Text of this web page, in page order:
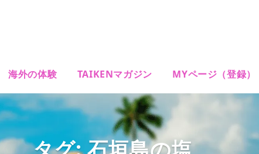
海外の体験 TAIKENマガジン MYページ（登録）
タグ: 石垣島の塩